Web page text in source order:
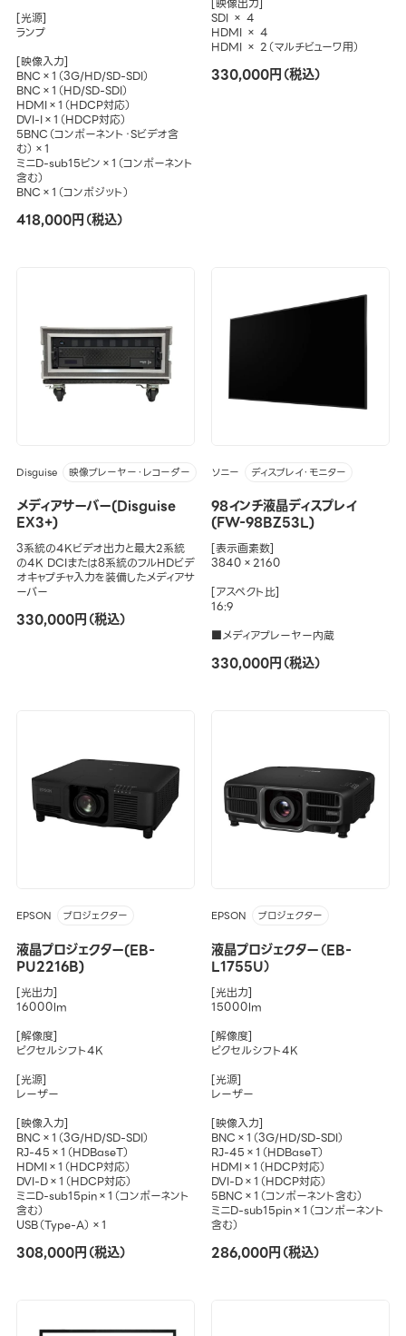
[光源]
ランプ
[映像入力]
BNC×1（3G/HD/SD-SDI）
BNC×1（HD/SD-SDI）
HDMI×1（HDCP対応）
DVI-I×1（HDCP対応）
5BNC（コンポーネント・Sビデオ含
む）×1
ミニD-sub15ピン×1（コンポーネント
含む）
BNC×1（コンポジット）
418,000円（税込）
SDI × 4
HDMI × 4
HDMI × 2（マルチビューワ用）
330,000円（税込）
Disguise 映像プレーヤー・レコーダー
メディアサーバー(Disguise
EX3+)
3系統の4Kビデオ出力と最大2系統
の4K DCIまたは8系統のフルHDビデ
オキャプチャ入力を装備したメディアサ
ーバー
330,000円（税込）
ソニー ディスプレイ・モニター
98インチ液晶ディスプレイ
(FW-98BZ53L)
[表示画素数]
3840×2160
[アスペクト比]
16:9
■メディアプレーヤー内蔵
330,000円（税込）
EPSON プロジェクター
液晶プロジェクター(EB-
PU2216B)
[光出力]
16000lm
[解像度]
ピクセルシフト4K
[光源]
レーザー
[映像入力]
BNC×1（3G/HD/SD-SDI）
RJ-45×1（HDBaseT）
HDMI×1（HDCP対応）
DVI-D×1（HDCP対応）
ミニD-sub15pin×1（コンポーネント
含む）
USB（Type-A）×1
308,000円（税込）
EPSON プロジェクター
液晶プロジェクター（EB-
L1755U）
[光出力]
15000lm
[解像度]
ピクセルシフト4K
[光源]
レーザー
[映像入力]
BNC×1（3G/HD/SD-SDI）
RJ-45×1（HDBaseT）
HDMI×1（HDCP対応）
DVI-D×1（HDCP対応）
5BNC×1（コンポーネント含む）
ミニD-sub15pin×1（コンポーネント
含む）
286,000円（税込）